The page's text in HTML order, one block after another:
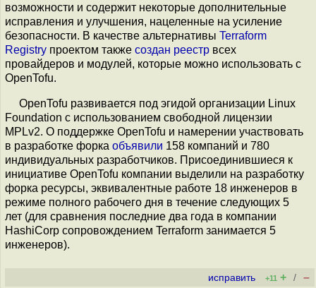
возможности и содержит некоторые дополнительные
исправления и улучшения, нацеленные на усиление
безопасности. В качестве альтернативы Terraform
Registry проектом также создан реестр всех
провайдеров и модулей, которые можно использовать с
OpenTofu.
OpenTofu развивается под эгидой организации Linux
Foundation с использованием свободной лицензии
MPLv2. О поддержке OpenTofu и намерении участвовать
в разработке форка объявили 158 компаний и 780
индивидуальных разработчиков. Присоединившиеся к
инициативе OpenTofu компании выделили на разработку
форка ресурсы, эквивалентные работе 18 инженеров в
режиме полного рабочего дня в течение следующих 5
лет (для сравнения последние два года в компании
HashiCorp сопровождением Terraform занимается 5
инженеров).
исправить +11 + / –